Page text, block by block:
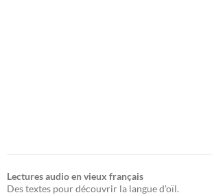
Lectures audio en vieux français
Des textes pour découvrir la langue d'oïl.